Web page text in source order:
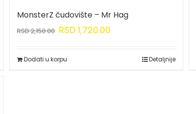
MonsterZ čudovište – Mr Hag
RSD2,150.00 RSD1,720.00
Dodati u korpu Detaljnije